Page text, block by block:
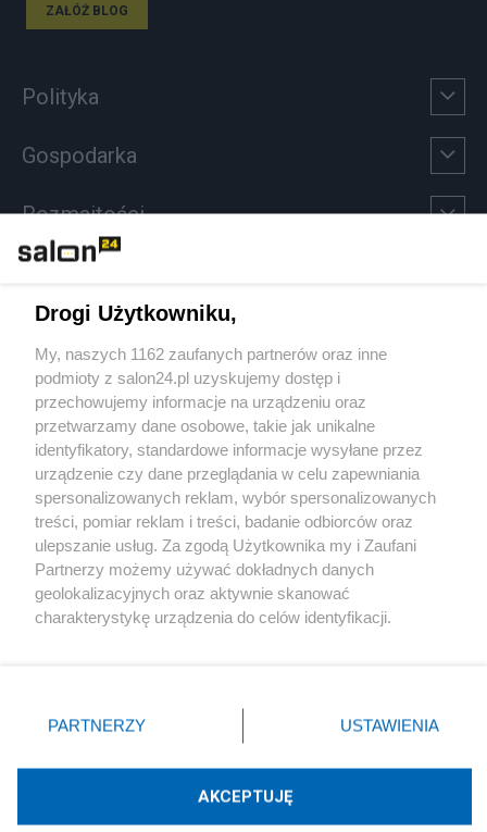
ZAŁÓŻ BLOG
Polityka
Gospodarka
Rozmaitości
Sport
Społeczeństwo
Kultura
X Facebook Instagram Youtube
Technologię dostarcza:W3media.pl
Drogi Użytkowniku,
My, naszych 1162 zaufanych partnerów oraz inne
podmioty z salon24.pl uzyskujemy dostęp i
przechowujemy informacje na urządzeniu oraz
przetwarzamy dane osobowe, takie jak unikalne
identyfikatory, standardowe informacje wysyłane przez
urządzenie czy dane przeglądania w celu zapewniania
spersonalizowanych reklam, wybór spersonalizowanych
treści, pomiar reklam i treści, badanie odbiorców oraz
ulepszanie usług. Za zgodą Użytkownika my i Zaufani
Partnerzy możemy używać dokładnych danych
geolokalizacyjnych oraz aktywnie skanować
charakterystykę urządzenia do celów identyfikacji.
zmienić/wycofać klikając przycisk ustawień prywatności
znajdujący się w lewym dolnym rogu strony
rodzaje przetwarzania danych nie wymagają zgody
użytkownika, ale masz prawo sprzeciwić się takiemu
przetwarzaniu. Preferencje będą miały zastosowania tylko
PARTNERZY USTAWIENIA
AKCEPTUJĘ